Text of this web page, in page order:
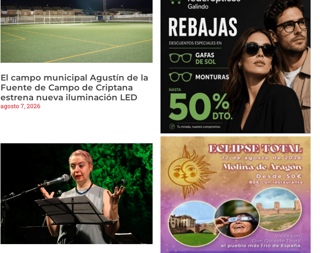
El campo municipal Agustín de la
Fuente de Campo de Criptana
estrena nueva iluminación LED
agosto 7, 2026